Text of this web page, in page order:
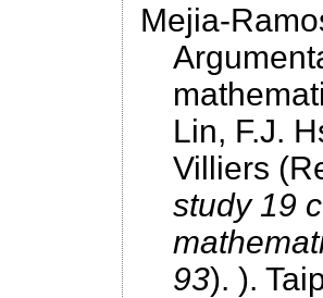
Mejia-
Lin, F.J.
Villiers
study 19
93). ).